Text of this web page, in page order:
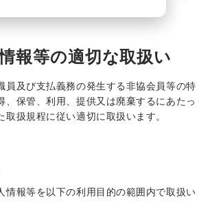
報等の適切な取扱い
員及び支払義務の発生する非協会員等の特
、保管、利用、提供又は廃棄するにあたっ
取扱規程に従い適切に取扱います。
情報等を以下の利用目的の範囲内で取扱い